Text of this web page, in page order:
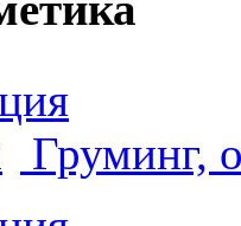
Груминг,